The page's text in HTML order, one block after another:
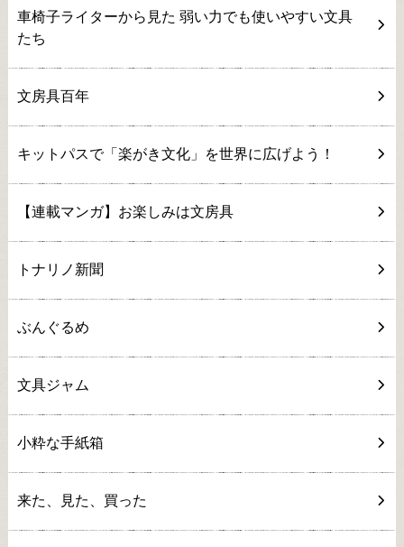
車椅子ライターから見た 弱い力でも使いやすい文具
たち
文房具百年
キットパスで「楽がき文化」を世界に広げよう！
【連載マンガ】お楽しみは文房具
トナリノ新聞
ぶんぐるめ
文具ジャム
小粋な手紙箱
来た、見た、買った